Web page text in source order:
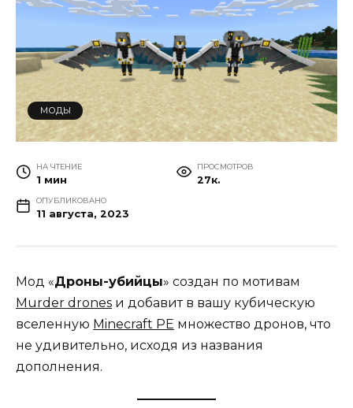
МОДЫ
НА ЧТЕНИЕ
1 мин
ПРОСМОТРОВ
27к.
ОПУБЛИКОВАНО
11 августа, 2023
Мод «Дроны-убийцы» создан по мотивам
Murder drones и добавит в вашу кубическую
вселенную Minecraft PE множество дронов, что
не удивительно, исходя из названия
дополнения.